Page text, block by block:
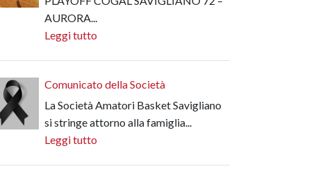
AURORA...
Leggi tutto
Comunicato della Società
La Società Amatori Basket Savigliano
si stringe attorno alla famiglia...
Leggi tutto